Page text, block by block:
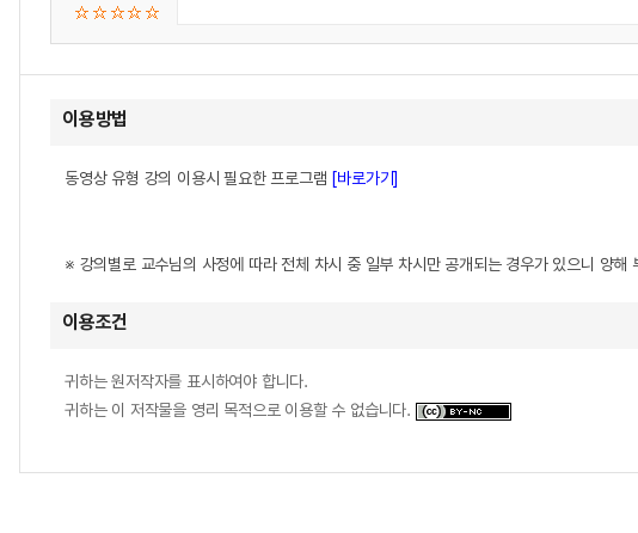
이용방법
동영상 유형 강의 이용시 필요한 프로그램 [바로가기]
※ 강의별로 교수님의 사정에 따라 전체 차시 중 일부 차시만 공개되는 경우가 있으니 양해
이용조건
귀하는 원저작자를 표시하여야 합니다.
귀하는 이 저작물을 영리 목적으로 이용할 수 없습니다.